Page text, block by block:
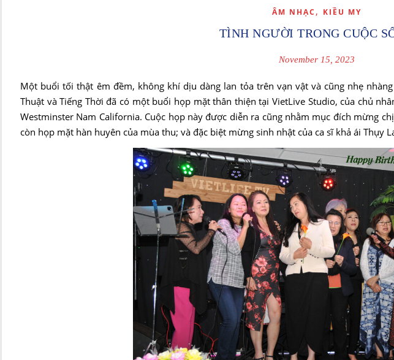
ÂM NHẠC , KIỀU MY
TÌNH NGƯỜI TRONG CUỘC
November 15, 2023
Một buổi tối thật êm đềm, không khí dịu dàng lan tỏa trên vạn vật và cũng nhẹ
Thuật và Tiếng Thời đã có một buổi họp mặt thân thiện tại VietLive Studio, của chủ
Westminster Nam California. Cuộc họp này được diễn ra cũng nhằm mục đích mừng
còn họp mặt hàn huyên của mùa thu; và đặc biệt mừng sinh nhật của ca sĩ khả ái Thụy